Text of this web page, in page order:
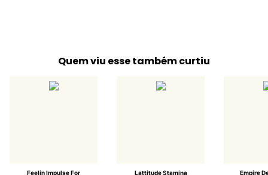
Quem viu esse também curtiu
Feelin Impulse For Lattitude Stamina Empire